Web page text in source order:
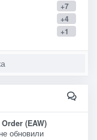
+7
+4
+1
(EAW)
обновили